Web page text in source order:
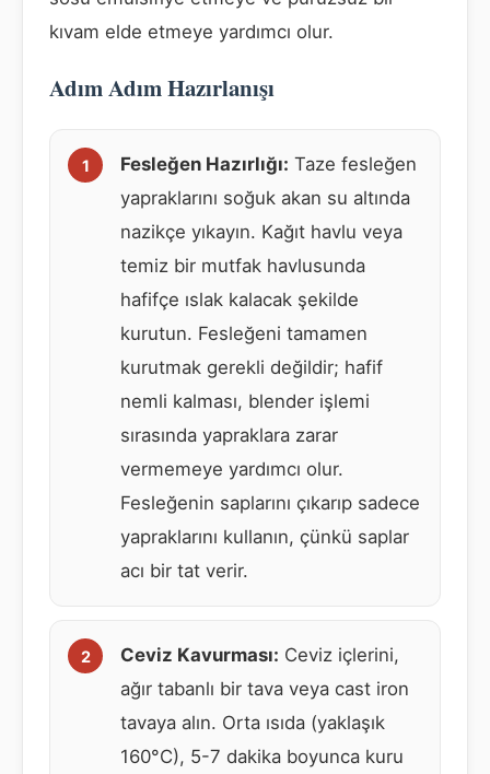
kıvam elde etmeye yardımcı olur.
Adım Adım Hazırlanışı
Fesleğen Hazırlığı: Taze fesleğen
yapraklarını soğuk akan su altında
nazikçe yıkayın. Kağıt havlu veya
temiz bir mutfak havlusunda
hafifçe ıslak kalacak şekilde
kurutun. Fesleğeni tamamen
kurutmak gerekli değildir; hafif
nemli kalması, blender işlemi
sırasında yapraklara zarar
vermemeye yardımcı olur.
Fesleğenin saplarını çıkarıp sadece
yapraklarını kullanın, çünkü saplar
acı bir tat verir.
Ceviz Kavurması: Ceviz içlerini,
ağır tabanlı bir tava veya cast iron
tavaya alın. Orta ısıda (yaklaşık
160°C), 5-7 dakika boyunca kuru